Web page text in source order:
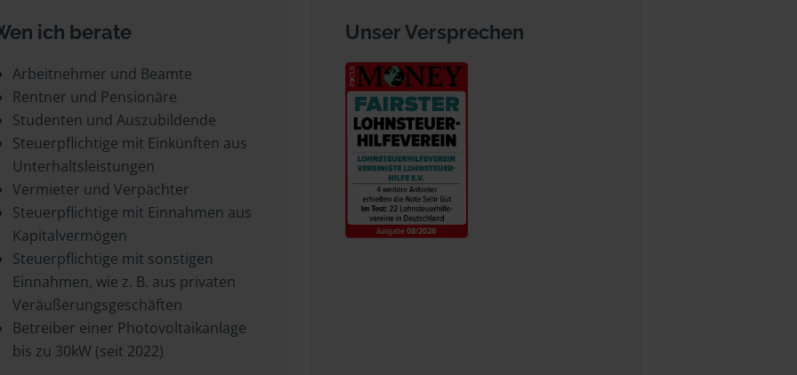
ich berate
Arbeitnehmer und Beamte
Rentner und Pensionäre
Studenten und Auszubildende
Steuerpflichtige mit Einkünften aus
Unterhaltsleistungen
Vermieter und Verpächter
Steuerpflichtige mit Einnahmen aus
Kapitalvermögen
Steuerpflichtige mit sonstigen
Einnahmen, wie z. B. aus privaten
Veräußerungsgeschäften
Betreiber einer Photovoltaikanlage
bis zu 30kW (seit 2022)
Unser Versprechen